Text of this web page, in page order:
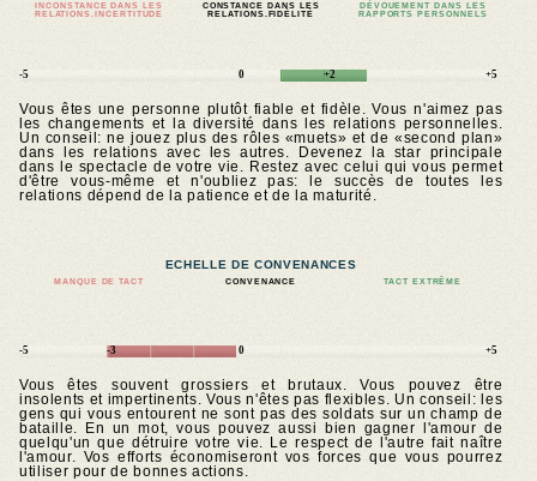
INCONSTANCE DANS LES
RELATIONS.INCERTITUDE
CONSTANCE DANS LES
RELATIONS.FIDÉLITÉ
DÉVOUEMENT DANS LES
RAPPORTS PERSONNELS
-5 0 +2 +5
Vous êtes une personne plutôt fiable et fidèle. Vous n'aimez pas
les changements et la diversité dans les relations personnelles.
Un conseil: ne jouez plus des rôles «muets» et de «second plan»
dans les relations avec les autres. Devenez la star principale
dans le spectacle de votre vie. Restez avec celui qui vous permet
d'être vous-même et n'oubliez pas: le succès de toutes les
relations dépend de la patience et de la maturité.
ECHELLE DE CONVENANCES
MANQUE DE TACT CONVENANCE TACT EXTRÊME
-5 -3 0 +5
Vous êtes souvent grossiers et brutaux. Vous pouvez être
insolents et impertinents. Vous n'êtes pas flexibles. Un conseil: les
gens qui vous entourent ne sont pas des soldats sur un champ de
bataille. En un mot, vous pouvez aussi bien gagner l'amour de
quelqu'un que détruire votre vie. Le respect de l'autre fait naître
l'amour. Vos efforts économiseront vos forces que vous pourrez
utiliser pour de bonnes actions.